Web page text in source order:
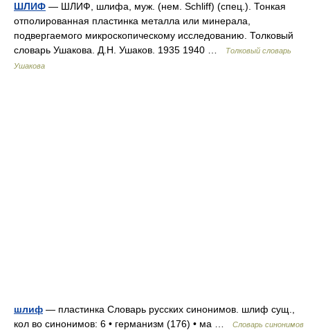
ШЛИФ — ШЛИФ, шлифа, муж. (нем. Schliff) (спец.). Тонкая
отполированная пластинка металла или минерала,
подвергаемого микроскопическому исследованию. Толковый
словарь Ушакова. Д.Н. Ушаков. 1935 1940 …
Толковый словарь
Ушакова
шлиф — пластинка Словарь русских синонимов. шлиф сущ.,
кол во синонимов: 6 • германизм (176) • ма …
Словарь синонимов